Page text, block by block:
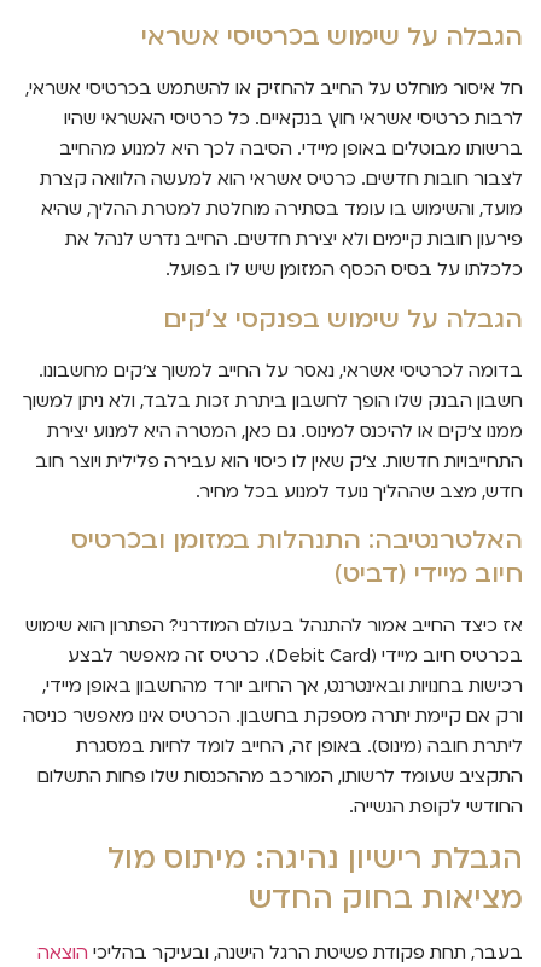
הגבלה על שימוש בכרטיסי אשראי
חל איסור מוחלט על החייב להחזיק או להשתמש בכרטיסי אשראי,
לרבות כרטיסי אשראי חוץ בנקאיים. כל כרטיסי האשראי שהיו
ברשותו מבוטלים באופן מיידי. הסיבה לכך היא למנוע מהחייב
לצבור חובות חדשים. כרטיס אשראי הוא למעשה הלוואה קצרת
מועד, והשימוש בו עומד בסתירה מוחלטת למטרת ההליך, שהיא
פירעון חובות קיימים ולא יצירת חדשים. החייב נדרש לנהל את
כלכלתו על בסיס הכסף המזומן שיש לו בפועל.
הגבלה על שימוש בפנקסי צ'קים
בדומה לכרטיסי אשראי, נאסר על החייב למשוך צ'קים מחשבונו.
חשבון הבנק שלו הופך לחשבון ביתרת זכות בלבד, ולא ניתן למשוך
ממנו צ'קים או להיכנס למינוס. גם כאן, המטרה היא למנוע יצירת
התחייבויות חדשות. צ'ק שאין לו כיסוי הוא עבירה פלילית ויוצר חוב
חדש, מצב שההליך נועד למנוע בכל מחיר.
האלטרנטיבה: התנהלות במזומן ובכרטיס
חיוב מיידי (דביט)
אז כיצד החייב אמור להתנהל בעולם המודרני? הפתרון הוא שימוש
בכרטיס חיוב מיידי (Debit Card). כרטיס זה מאפשר לבצע
רכישות בחנויות ובאינטרנט, אך החיוב יורד מהחשבון באופן מיידי,
ורק אם קיימת יתרה מספקת בחשבון. הכרטיס אינו מאפשר כניסה
ליתרת חובה (מינוס). באופן זה, החייב לומד לחיות במסגרת
התקציב שעומד לרשותו, המורכב מההכנסות שלו פחות התשלום
החודשי לקופת הנשייה.
הגבלת רישיון נהיגה: מיתוס מול
מציאות בחוק החדש
בעבר, תחת פקודת פשיטת הרגל הישנה, ובעיקר בהליכי הוצאה